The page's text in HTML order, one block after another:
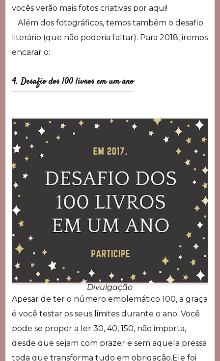
vocês verão mais fotos criativas por aqui!
Além dos fotográficos, temos também o desafio
literário (que não poderia faltar). Para 2018, iremos
encarar o:
4. Desafio dos 100 livros em um ano
Divulgação
Apesar de ter o número emblemático 100, a graça
é você testar os seus limites durante o ano. Você
pode se propor a ler 30, 40, 150, não importa,
desde que sejam com prazer e sem aquela pressa
toda que transforma tudo em obrigação.Ele foi